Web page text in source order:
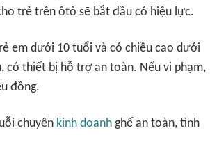
trẻ trên ôtô sẽ bắt đầu có hiệu lực.
em dưới 10 tuổi và có chiều cao dưới
có thiết bị hỗ trợ an toàn. Nếu vi phạm,
đồng.
chuyên kinh doanh ghế an toàn, tình